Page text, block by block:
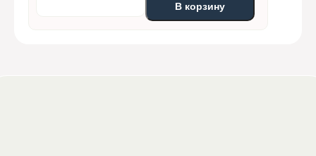
В корзину